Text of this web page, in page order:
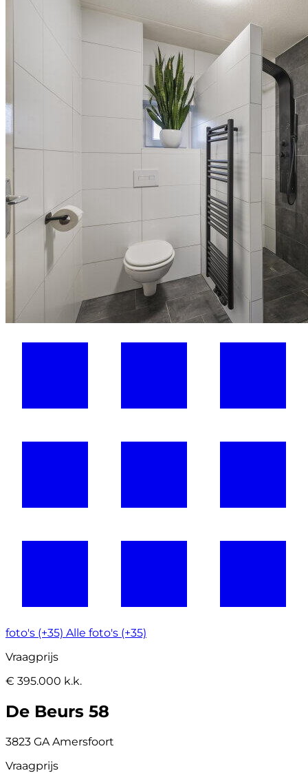
foto's (+35) Alle foto's (+35)
Vraagprijs
€ 395.000 k.k.
De Beurs 58
3823 GA Amersfoort
Vraagprijs